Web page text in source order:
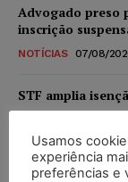
Advogado preso
inscrição
NOTÍCIAS 07/08/
STF amplia
novos para
DIREITO TRIBUTÁRIO
Usamos
experiência
preferências e